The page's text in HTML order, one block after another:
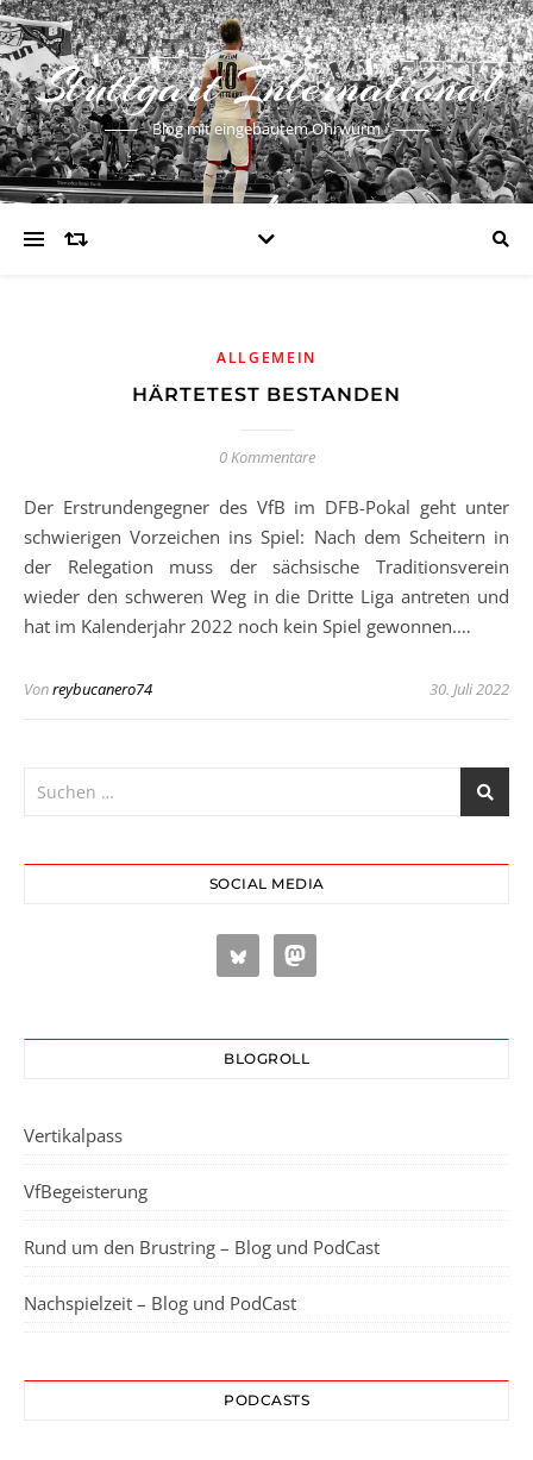
Stuttgart International
Blog mit eingebautem Ohrwurm
ALLGEMEIN
HÄRTETEST BESTANDEN
0 Kommentare
Der Erstrundengegner des VfB im DFB-Pokal geht unter
schwierigen Vorzeichen ins Spiel: Nach dem Scheitern in
der Relegation muss der sächsische Traditionsverein
wieder den schweren Weg in die Dritte Liga antreten und
hat im Kalenderjahr 2022 noch kein Spiel gewonnen.…
Vonreybucanero74 30. Juli 2022
SOCIAL MEDIA
BLOGROLL
Vertikalpass
VfBegeisterung
Rund um den Brustring – Blog und PodCast
Nachspielzeit – Blog und PodCast
PODCASTS